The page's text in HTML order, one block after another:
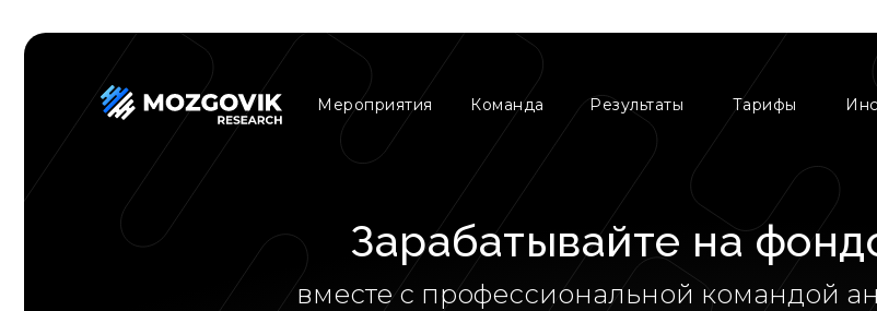
Зарабатывайте на
вместе с профессиональной командой
Мероприятия Команда Тарифы
Результаты